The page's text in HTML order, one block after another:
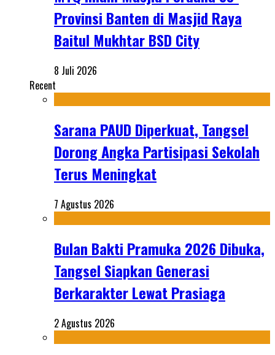
Provinsi Banten di Masjid Raya
Baitul Mukhtar BSD City
8 Juli 2026
Recent
Sarana PAUD Diperkuat, Tangsel
Dorong Angka Partisipasi Sekolah
Terus Meningkat
7 Agustus 2026
Bulan Bakti Pramuka 2026 Dibuka,
Tangsel Siapkan Generasi
Berkarakter Lewat Prasiaga
2 Agustus 2026